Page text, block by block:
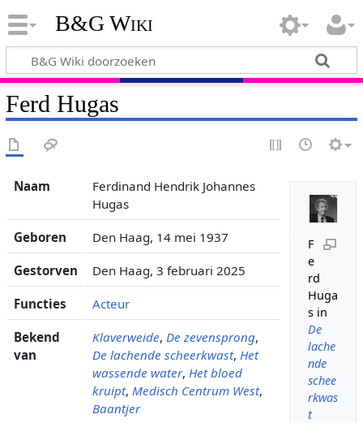
B&G Wiki
Ferd Hugas
F
e
rd
Huga
s in
De
lache
nde
schee
rkwas
t
Naam
Ferdinand Hendrik Johannes
Hugas
Geboren Den Haag, 14 mei 1937
Gestorven Den Haag, 3 februari 2025
Functies Acteur
Bekend
van
Klaverweide, De zevensprong,
De lachende scheerkwast, Het
wassende water, Het bloed
kruipt, Medisch Centrum West,
Baantjer